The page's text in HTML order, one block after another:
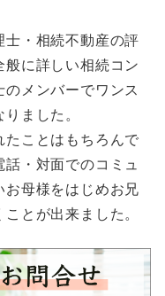
・相続不動産の評
に詳しい相続コン
メンバーでワンス
ました。
ことはもちろんで
・対面でのコミュ
母様をはじめお兄
とが出来ました。